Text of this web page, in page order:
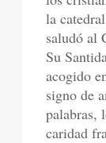
la
saludó al
Su
acogido
signo de
palabras,
caridad